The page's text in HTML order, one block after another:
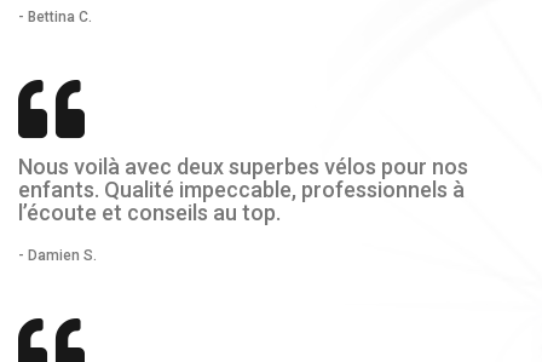
- Bettina C.
Nous voilà avec deux superbes vélos pour nos
enfants. Qualité impeccable, professionnels à
l’écoute et conseils au top.
- Damien S.